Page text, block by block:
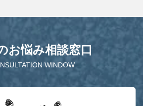
WINDOW
お悩み相談窓口